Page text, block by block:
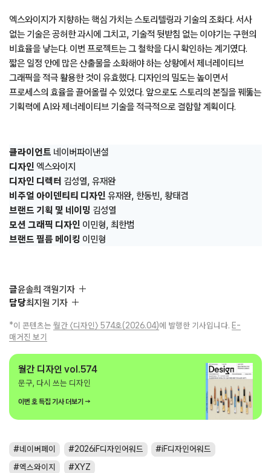
엑스와이지가 지향하는 핵심 가치는 스토리텔링과 기술의 조화다. 서사
없는 기술은 공허한 과시에 그치고, 기술적 뒷받침 없는 이야기는 구현의
비효율을 낳는다. 이번 프로젝트는 그 철학을 다시 확인하는 계기였다.
짧은 일정 안에 많은 산출물을 소화해야 하는 상황에서 제너레이티브
그래픽을 적극 활용한 것이 유효했다. 디자인의 밀도는 높이면서
프로세스의 효율을 끌어올릴 수 있었다. 앞으로도 스토리의 본질을 꿰뚫는
기획력에 AI와 제너레이티브 기술을 적극적으로 결합할 계획이다.
클라이언트 네이버파이낸셜
디자인 엑스와이지
디자인 디렉터 김성열, 유재완
비주얼 아이덴티티 디자인 유재완, 한동빈, 황태겸
브랜드 기획 및 네이밍 김성열
모션 그래픽 디자인 이민형, 최한범
브랜드 필름 메이킹 이민형
글윤솔희 객원기자
담당최지원 기자
*이 콘텐츠는 월간 〈디자인〉 574호(2026.04)에 발행한 기사입니다. E-
매거진 보기
월간 디자인 vol.574
문구, 다시 쓰는 디자인
이번 호 특집 기사 더보기 →
네이버페이 2026iF디자인어워드 iF디자인어워드
엑스와이지 XYZ